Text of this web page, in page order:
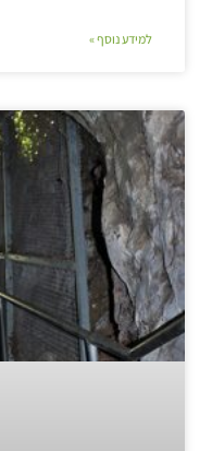
למידע נוסף »